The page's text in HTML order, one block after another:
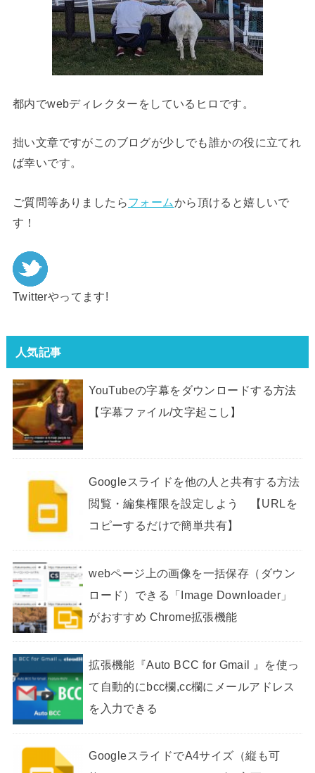
都内でwebディレクターをしているヒロです。
拙い文章ですがこのブログが少しでも誰かの役に立てれ
ば幸いです。
ご質問等ありましたらフォームから頂けると嬉しいで
す！
Twitterやってます!
人気記事
YouTubeの字幕をダウンロードする方法
【字幕ファイル/文字起こし】
Googleスライドを他の人と共有する方法
閲覧・編集権限を設定しよう 【URLを
コピーするだけで簡単共有】
webページ上の画像を一括保存（ダウン
ロード）できる「Image Downloader」
がおすすめ Chrome拡張機能
拡張機能『Auto BCC for Gmail 』を使っ
て自動的にbcc欄,cc欄にメールアドレス
を入力できる
GoogleスライドでA4サイズ（縦も可